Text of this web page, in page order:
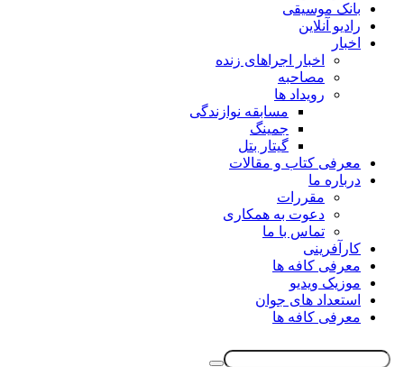
بانک موسیقی
رادیو آنلاین
اخبار
اخبار اجراهای زنده
مصاحبه
رویداد ها
مسابقه نوازندگی
جمینگ
گیتار بتل
معرفی کتاب و مقالات
درباره ما
مقررات
دعوت به همکاری
تماس با ما
کارآفرینی
معرفی کافه ها
موزیک ویدیو
استعداد های جوان
معرفی کافه ها